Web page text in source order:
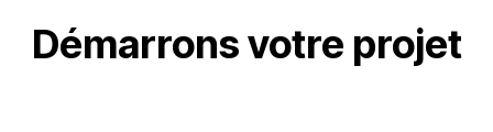
Démarronsvotre projet